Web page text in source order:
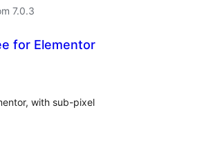
7.0.3
for Elementor
with sub-pixel